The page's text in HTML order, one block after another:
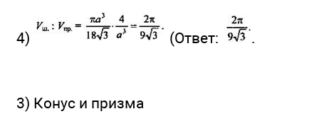
4) (Ответ: .
3) Конус и призма